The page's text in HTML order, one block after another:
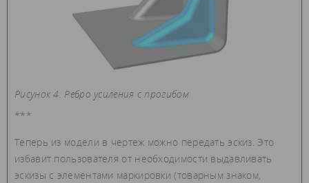
Рисунок 4. Ребро усиления с прогибом
***
Теперь из модели в чертеж можно передать эскиз. Это
избавит пользователя от необходимости выдавливать
эскизы с элементами маркировки (товарным знаком,